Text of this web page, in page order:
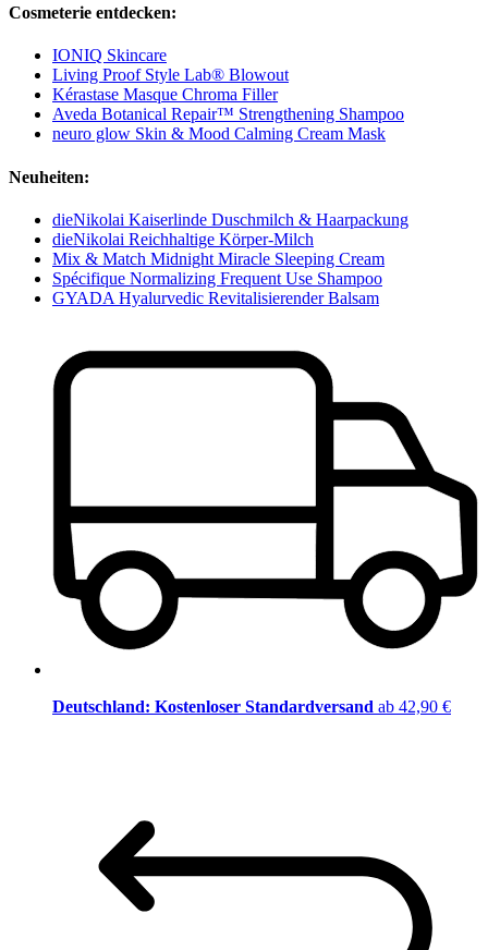
Cosmeterie entdecken:
IONIQ Skincare
Living Proof Style Lab® Blowout
Kérastase Masque Chroma Filler
Aveda Botanical Repair™ Strengthening Shampoo
neuro glow Skin & Mood Calming Cream Mask
Neuheiten:
dieNikolai Kaiserlinde Duschmilch & Haarpackung
dieNikolai Reichhaltige Körper-Milch
Mix & Match Midnight Miracle Sleeping Cream
Spécifique Normalizing Frequent Use Shampoo
GYADA Hyalurvedic Revitalisierender Balsam
Deutschland: Kostenloser Standardversand ab 42,90 €